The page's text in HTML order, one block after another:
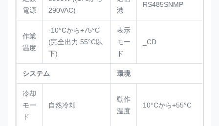
電源
290VAC)
港
RS485SNMP
作業
温度
-10°Cから+75°C
(完全出力 55°C以
下)
表示
モー
ド
_CD
システム 環境
冷却
モー
ド
自然冷却
動作
温度
10°Cから+55°C